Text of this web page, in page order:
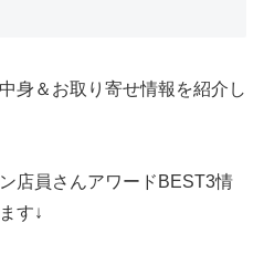
身＆お取り寄せ情報を紹介し
店員さんアワードBEST3情
す↓